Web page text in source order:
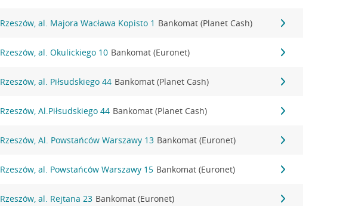
Rzeszów, al. Majora Wacława Kopisto 1 Bankomat (Planet Cash)
Rzeszów, al. Okulickiego 10 Bankomat (Euronet)
Rzeszów, al. Piłsudskiego 44 Bankomat (Planet Cash)
Rzeszów, Al.Piłsudskiego 44 Bankomat (Planet Cash)
Rzeszów, Al. Powstańców Warszawy 13 Bankomat (Euronet)
Rzeszów, al. Powstańców Warszawy 15 Bankomat (Euronet)
Rzeszów, al. Rejtana 23 Bankomat (Euronet)